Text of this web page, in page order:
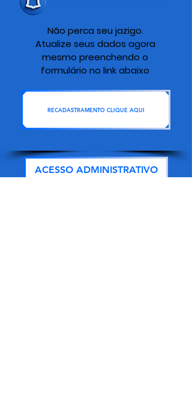
Não perca seu jazigo.
Atualize seus dados agora
mesmo preenchendo o
formulário no link abaixo
RECADASTRAMENTO CLIQUE AQUI
ACESSO ADMINISTRATIVO